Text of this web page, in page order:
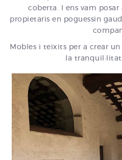
coberta. I ens vam
propietaris en poguessin
Mobles i teixits per a crear
la